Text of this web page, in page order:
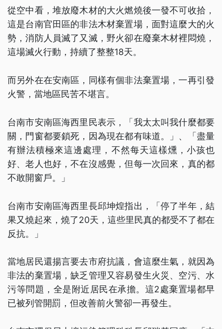
從空中看，堆放廢木材的大火燃燒後一發不可收拾，
這是台南官田區的非法木材棄置場，面對這麼大的火
勢，消防人員滅了又滅，野火卻在廢棄木材裡悶燒，
這場滅火行動，持續了整整18天。
而另外在在安南區，同樣有個非法棄置場，一再引發
火警，當地區民苦不堪言。
台南市安南區海西里民表示，「我太太叫我什麼都要
關，門窗都要鎖死，因為現在都有味道。」、「盡量
有辦法積極來這邊處理，不然每天這樣燻，小孩也
好、老人也好，不在沒感覺，但每一次回來，真的都
不敢開窗戶。」
台南市安南區海西里長邱坤煌指出，「停了半年，結
果又燒起來，燒了20天，這些里民真的都受不了都在
反抗。」
當地居民還揚言要去市府抗議，會這麼生氣，就因為
非法的棄置場，缺乏管理又容易發生火災、空污、水
污等問題，全是附近居民在承擔。這2處棄置場都早
已被列管開罰，但改善前火警卻一再發生。